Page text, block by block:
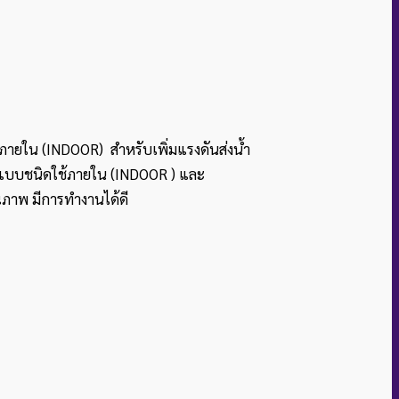
ยใน (INDOOR) สำหรับเพิ่มแรงดันส่งน้ำ
ชนิดใช้ภายใน (INDOOR ) และ
พ มีการทำงานได้ดี